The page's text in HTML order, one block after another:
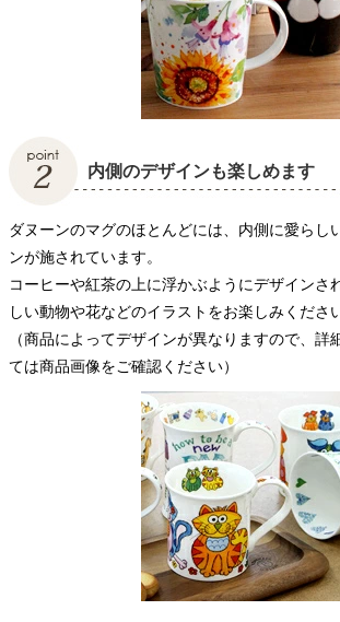
内側のデザインも楽しめます
ダヌーンのマグのほとんどには、内側に愛らし
ンが施されています。
コーヒーや紅茶の上に浮かぶようにデザインさ
しい動物や花などのイラストをお楽しみくださ
（商品によってデザインが異なりますので、詳
ては商品画像をご確認ください）